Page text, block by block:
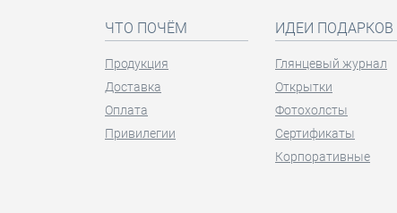
ЧТО ПОЧЁМ
Продукция
Доставка
Оплата
Привилегии
ИДЕИ ПОДАРКОВ
Глянцевый журнал
Открытки
Фотохолсты
Сертификаты
Корпоративные